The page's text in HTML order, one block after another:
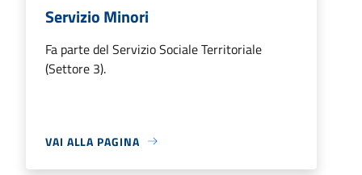
Servizio Minori
Fa parte del Servizio Sociale Territoriale
(Settore 3).
VAI ALLA PAGINA